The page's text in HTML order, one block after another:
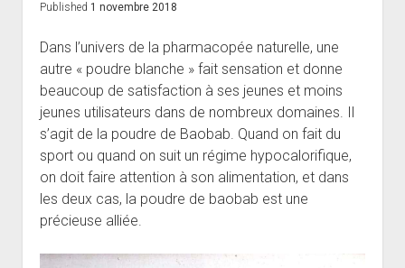
Published 1 novembre 2018
Dans l’univers de la pharmacopée naturelle, une
autre « poudre blanche » fait sensation et donne
beaucoup de satisfaction à ses jeunes et moins
jeunes utilisateurs dans de nombreux domaines. Il
s’agit de la poudre de Baobab. Quand on fait du
sport ou quand on suit un régime hypocalorifique,
on doit faire attention à son alimentation, et dans
les deux cas, la poudre de baobab est une
précieuse alliée.